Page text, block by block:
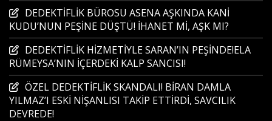
DEDEKTİFLİK BÜROSU ASENA AŞKINDA KANİ
KUDU’NUN PEŞİNE DÜŞTÜ! İHANET Mİ, AŞK MI?
DEDEKTİFLİK HİZMETİYLE SARAN’IN PEŞİNDE!ELA
RÜMEYSA’NIN İÇERDEKİ KALP SANCISI!
ÖZEL DEDEKTİFLİK SKANDALI! BİRAN DAMLA
YILMAZ’I ESKİ NİŞANLISI TAKİP ETTİRDİ, SAVCILIK
DEVREDE!